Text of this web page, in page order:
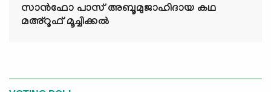
സാൻഫോ പാസ് അബൂമുജാഹിദായ കഥ
മഅ്റൂഫ് മൂച്ചിക്കല്‍